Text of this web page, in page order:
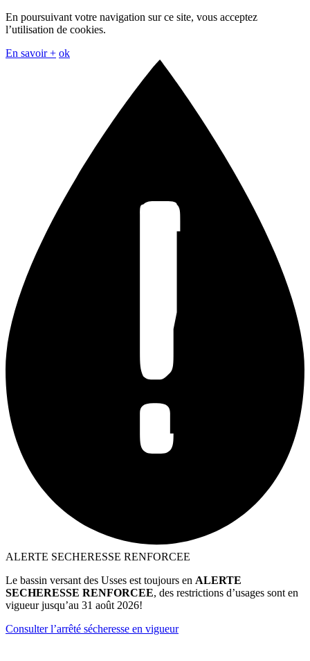
En poursuivant votre navigation sur ce site, vous acceptez
l’utilisation de cookies.
En savoir + ok
ALERTE SECHERESSE RENFORCEE
Le bassin versant des Usses est toujours en ALERTE
SECHERESSE RENFORCEE, des restrictions d’usages sont en
vigueur jusqu’au 31 août 2026!
Consulter l’arrêté sécheresse en vigueur